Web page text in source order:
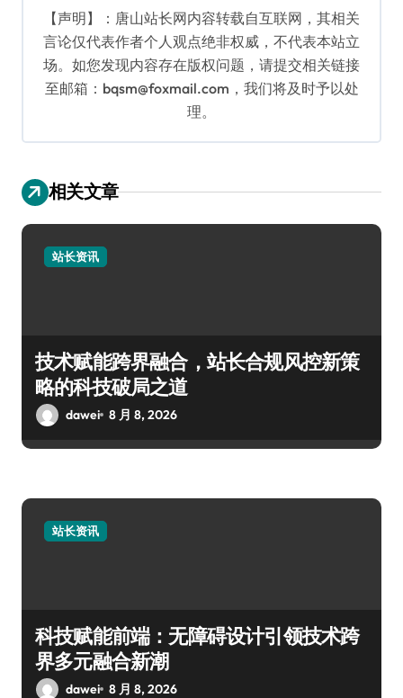
【声明】：唐山站长网内容转载自互联网，其相关
言论仅代表作者个人观点绝非权威，不代表本站立
场。如您发现内容存在版权问题，请提交相关链接
至邮箱：bqsm@foxmail.com，我们将及时予以处
理。
相关文章
站长资讯
技术赋能跨界融合，站长合规风控新策
略的科技破局之道
dawei 8 月 8, 2026
站长资讯
科技赋能前端：无障碍设计引领技术跨
界多元融合新潮
dawei 8 月 8, 2026